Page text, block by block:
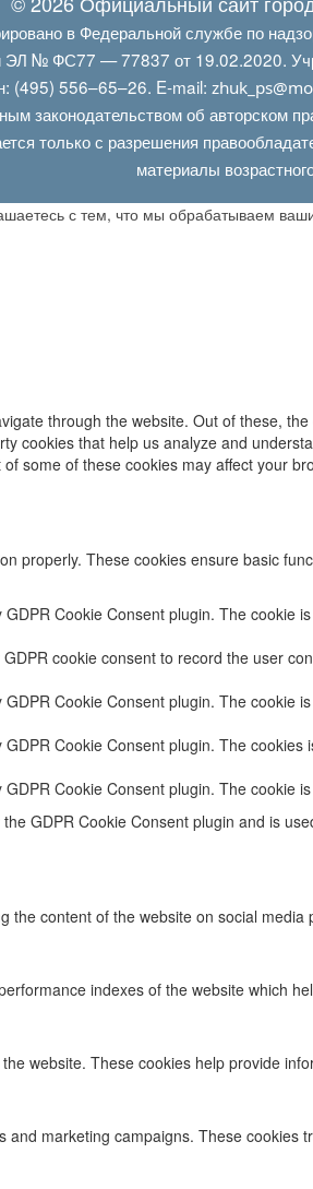
в Федеральной службе по
ЭЛ № ФС77 — 77837 от 19.02.2020.
(495) 556–65–26. E‑mail:
законодательством об авторском
только с разрешения
материалы
с тем, что мы обрабатываем
through the website. Out of these,
cookies that help us analyze and
some of these cookies may affect your
properly. These cookies ensure basic
Cookie Consent plugin. The cookie
cookie consent to record the user
Cookie Consent plugin. The cookie
Cookie Consent plugin. The
Cookie Consent plugin. The cookie
GDPR Cookie Consent plugin and is
content of the website on social
indexes of the website which
website. These cookies help provide
marketing campaigns. These